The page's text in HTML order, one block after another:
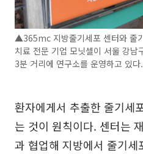
▲365mc 지방줄기세포 센터와 줄
치료 전문 기업 모닛셀이 서울 강
3분 거리에 연구소를 운영하고 있
환자에게서 추출한 줄기세
는 것이 원칙이다. 센터는
과 협업해 지방에서 줄기